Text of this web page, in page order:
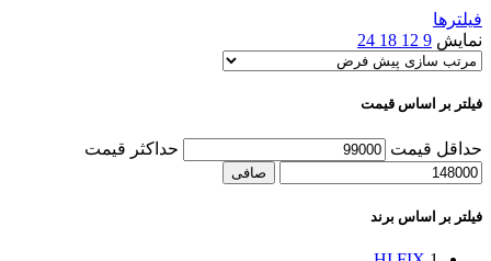
فیلترها
نمایش 9
12
18
24
فیلتر بر اساس قیمت
حداقل قیمت حداكثر قيمت
صافی
فیلتر بر اساس برند